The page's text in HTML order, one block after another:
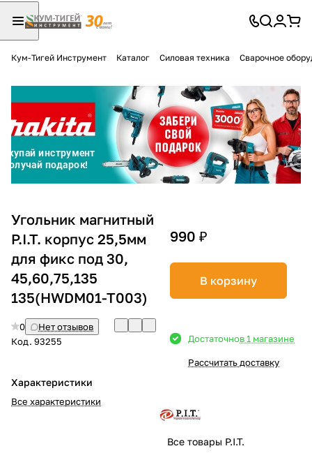
Кум-Тигей Инструмент Каталог Силовая техника Сварочное
Угольник магнитный
P.I.T. корпус 25,5мм
для фикс под 30,
45,60,75,135
135(HWDM01-T003)
0
Нет отзывов
Код. 93255
Характеристики
Все характеристики
990 ₽
В корзину
Достаточнов 1 магазине
Рассчитать доставку
Все товары P.I.T.
Разбейте
оплатуна части
без переплат
График платежей
Сегодня
25%
Добавляйте товары
Оплачивайте сегодня только
% картой любого банка